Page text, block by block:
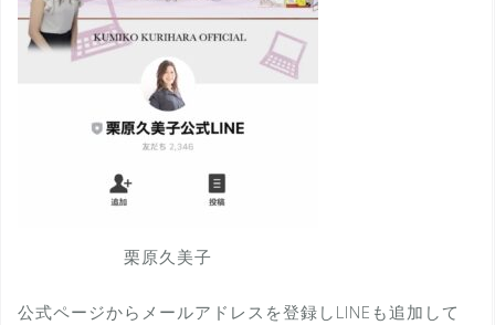
栗原久美子
公式ページからメールアドレスを登録しLINEも追加して